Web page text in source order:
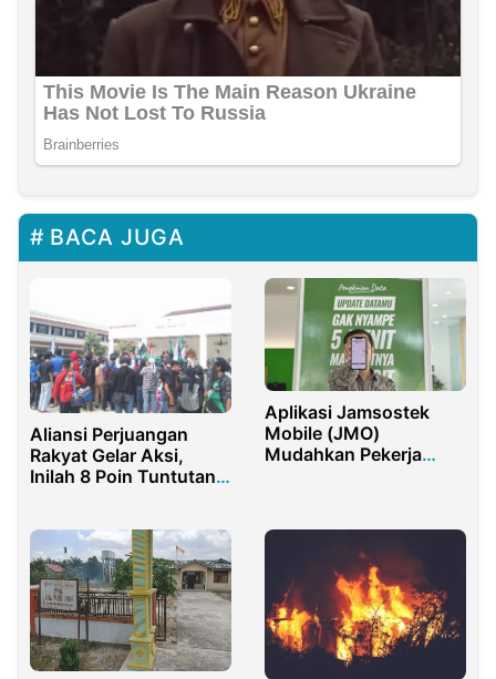
BACA JUGA
Aliansi Perjuangan
Rakyat Gelar Aksi,
Inilah 8 Poin Tuntutan
Aplikasi Jamsostek
Mobile (JMO)
Mudahkan Pekerja